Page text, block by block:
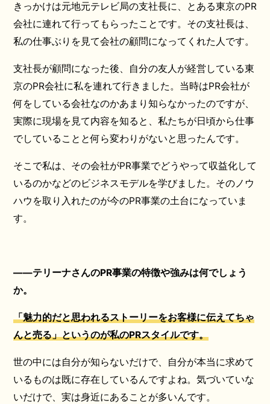
きっかけは元地元テレビ局の支社長に、とある東京のPR
会社に連れて行ってもらったことです。その支社長は、
私の仕事ぶりを見て会社の顧問になってくれた人です。
支社長が顧問になった後、自分の友人が経営している東
京のPR会社に私を連れて行きました。当時はPR会社が
何をしている会社なのかあまり知らなかったのですが、
実際に現場を見て内容を知ると、私たちが日頃から仕事
でしていることと何ら変わりがないと思ったんです。
そこで私は、その会社がPR事業でどうやって収益化して
いるのかなどのビジネスモデルを学びました。そのノウ
ハウを取り入れたのが今のPR事業の土台になっていま
す。
――テリーナさんのPR事業の特徴や強みは何でしょう
か。
「魅力的だと思われるストーリーをお客様に伝えてちゃ
んと売る」というのが私のPRスタイルです。
世の中には自分が知らないだけで、自分が本当に求めて
いるものは既に存在しているんですよね。気づいていな
いだけで、実は身近にあることが多いんです。